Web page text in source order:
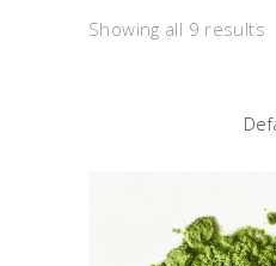
Showing all 9 results